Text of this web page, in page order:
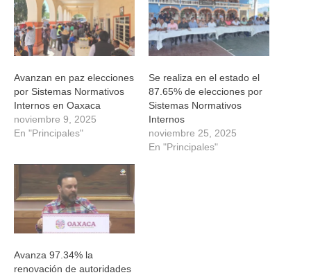
nueva) nueva) nueva) nueva)
Avanzan en paz elecciones
por Sistemas Normativos
Internos en Oaxaca
noviembre 9, 2025
En "Principales"
Se realiza en el estado el
87.65% de elecciones por
Sistemas Normativos
Internos
noviembre 25, 2025
En "Principales"
Avanza 97.34% la
renovación de autoridades